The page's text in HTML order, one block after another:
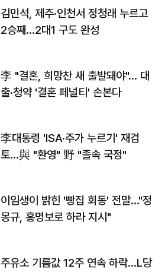
김민석, 제주·인천서 정청래 누르고
2승째…2대1 구도 완성
李 "결혼, 희망찬 새 출발돼야"… 대
출·청약 '결혼 페널티' 손본다
李대통령 'ISA·주가 누르기' 재검
토…與 "환영" 野 "졸속 국정"
이임생이 밝힌 '빵집 회동' 전말…"정
몽규, 홍명보로 하라 지시"
주유소 기름값 12주 연속 하락…L당